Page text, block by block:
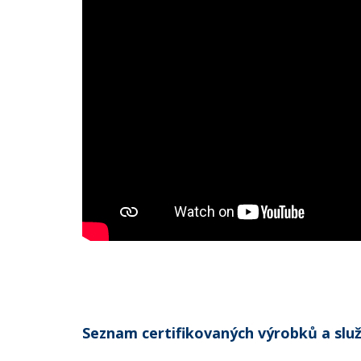
Seznam certifikovaných výrobků a